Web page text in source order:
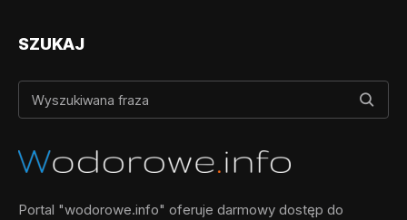
SZUKAJ
Portal "wodorowe.info" oferuje darmowy dostęp do